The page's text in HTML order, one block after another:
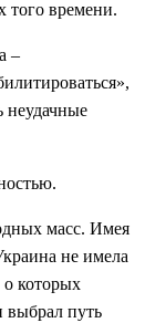
того времени.
–
неудачные
масс. Имея
не имела
которых
выбрал путь